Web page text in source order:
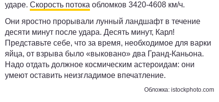
ударе. Скорость потока обломков 3420-4608 км/ч.
Они яростно прорывали лунный ландшафт в течение
десяти минут после удара. Десять минут, Карл!
Представьте себе, что за время, необходимое для варки
яйца, от взрыва было «выковано» два Гранд-Каньона.
Надо отдать должное космическим астероидам: они
умеют оставить неизгладимое впечатление.
Обложка: istockphoto.com